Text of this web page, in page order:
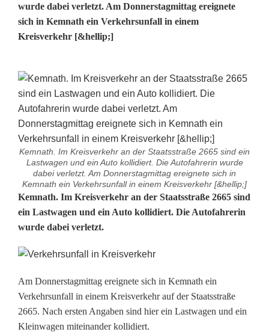
wurde dabei verletzt. Am Donnerstagmittag ereignete
sich in Kemnath ein Verkehrsunfall in einem
Kreisverkehr [&hellip;]
Kemnath. Im Kreisverkehr an der Staatsstraße 2665 sind ein
Lastwagen und ein Auto kollidiert. Die Autofahrerin wurde
dabei verletzt. Am Donnerstagmittag ereignete sich in
Kemnath ein Verkehrsunfall in einem Kreisverkehr [&hellip;]
L
a
s
w
a
Kemnath. Im Kreisverkehr an der Staatsstraße 2665 sind
ein Lastwagen und ein Auto kollidiert. Die Autofahrerin
wurde dabei verletzt.
Am Donnerstagmittag ereignete sich in Kemnath ein
Verkehrsunfall in einem Kreisverkehr auf der Staatsstraße
2665. Nach ersten Angaben sind hier ein Lastwagen und ein
Kleinwagen miteinander kollidiert.